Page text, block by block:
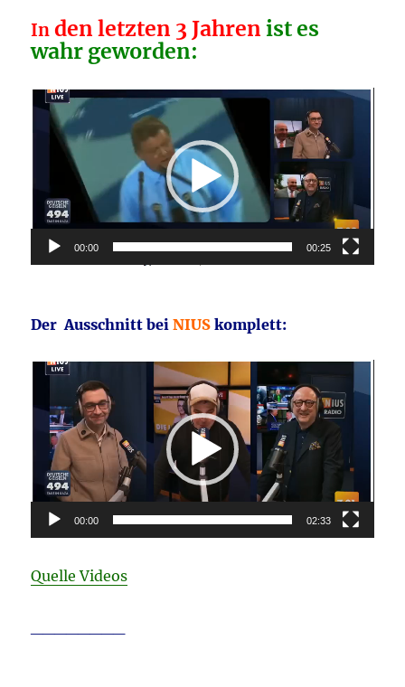
In den letzten 3 Jahren ist es
wahr geworden:
Video-
Player
00:00 00:25
Der Ausschnitt beiNIUS komplett:
Video-
00:00 02:33
Quelle Videos